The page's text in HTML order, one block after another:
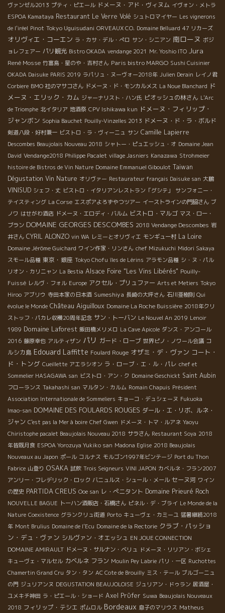
ヴァンゼル2013 プティ・ピエール ドメーヌ・アド・ヴィヌム イヴォン・メトラ
ESPOA Kamataya Restaurant Le Verre Volé シュトロマイヤー Les vignerons
de l'iréel Pinot Tokyo Uguisudani ORVEAUX CO. Domaine Belluard 47 リカーズ
オリヴィエ・コーエン ラ・カサ・デル・ぺロ サン・シニアン 南ローヌ ボジ
ョレフェアー パリ観光 Bistro OKADA vendange 2021 Mr. Yoshio ITO Jura
René Mosse 竹富島・星のや・吉村さん Paris bistro MARGO Sushi Cuisinier
OKADA Daisuke PARIS 2019 ラパリュ・ヌーヴォー2018年 Julien Derain レイノ君
Corbiere BMO 社のマサコさん ドメーヌ・ド・モンカルメス La Noue Blanchard ド
メーヌ・エリック・カム ジャーナリスト・ハン氏 ピオッシュの林さん L'Arc
de Triomphe 北イタリア 地酒祭 CPV Ishikawa kun ドメーヌ・フィリップ・
ジャンボン Sophia Bauchet Pouilly-Vinzelles 2013 ドメーヌ・ド・ラ・ボルド
剣道八段・好村兼一 ビストロ・ラ・ヴィーニュ サン Camille Lapierre
Descombes Beaujolais Nouveau 2018 シャトー・ピュエッシュ・オ Domaine Jean
David Vendange2018 Philippe Pacalet village Jasniers Kanazawa Strohmeier
histoire de Bistros de Vin Nature Domaine Emmanuel Giboulot Taiwan
Dégustation Vin Nature オリヴァー Restaurateur français Daisuke san 大鵬
VINISUD シェフ・丈 ビストロ・イタリアンレストラン「グシテ」
サンフォニー・
テイスティング La Corse エスポアよろずやつツアー イーストラインの門脇さん ブ
ノワ はせがわ酒店 ドメーヌ・エロディ・バルム ビストロ・マルゴ マス・ロー・
ブラン DOMAINE GEORGES DESCOMBES 2018 Vendange Descombes 岩
井さん CYRIL ALONZO vin WA レミーとオリヴィエ モンギュー村 La Loire
Domaine Jérôme Guichard ワイン作家・リンさん chef Mizukuchi Midori Sakaya
スモール品種 東京・銀座 Tokyo Chofu îles de Lérins アラモン品種 シ・ヌ・パル
リオン・カリニャン La Bestia Alsace Foire "Les Vins Libérés" Pouilly-
Fuissé レルヴ・フォル Europe アクセル・プリュファー Arts et Metiers Tokyo
Hiroo アブリウ 寺田本家の日本酒 Sumeshiya 長崎の大坪さん 石川亜樹則 Qui
évolue le Monde Château Aiguilloux Domaine La Roche Buissière 2018年クリ
ストッフ・パカレ収穫20周年記念 サン・トーバン Le Nouvel An 2019 Lenoir
1989 Domaine Laforest 飯田橋メリメロ La Cave Apicole ダンス・アンコール
2016 藤原幸也 アルティザン パリ ガード・ローブ 世界ピノ・ノワール会議 コ
ルシカ島 Edouard Laffitte Foulard Rouge オザミ・デ・ヴァン コート・
ド・トング Cueillette アエラシオン ラ・ローブ・エ・ル・パレ chef et
Sommelier HASAGAWA san ビストロ・アン・ク Domaine Geschickt Saint Aubin
フローランス Takahashi san マルタン・カルム Romain Chapuis Président
Association Internationale de Sommeliers キョーコ・デュシェーヌ Fukuoka
Imao-san DOMAINE DES FOULARDS ROUGES ダール・エ・リボ、ルネ・
ジャン C'est pas la Mer à boire Chef Gwen ドメーヌ・トマ・ルアネ Yaoyu
Chiristophe pacalet Beaujolais Nouveau 2018 サラさん Restaurant Soya 2018
年皆既月食 ESPOA Yorozuya Yukiko san Madona Eglise 2018 Beaujolais
Nouveaux au Japon ポール コルナス モルゴン1997年ビンテージ Port du Thon
Fabrice 山登り OSAKA 試飲 Trois Seigneurs VINI JAPON カベルネ・フラン2007
アンリー・フレデリック・ロック バニュルス・シュール・メール セーヌ河 ワイン
の歴史 PARTIDA CREUS Ooe san レ・ぺニタント Domaine Prieuré Roch
NOUVELLE BAGUE トーハン酒販店・石橋さん ピネル・デ・ブライ Le Monde de la
Nature Coexistence グランクリュ街道 Porto キューヴェ・カミーユ 猛暑継続2018
年 Mont Brulius Domaine de l'Ecu Domaine de la Rectorie クラブ・パッショ
ン・デュ・ヴァン シルヴァン・オエッシュ EN JOUE CONNECTION
DOMAINE AMIRAULT ドメーヌ・サルナン・ベリュ ドメーヌ・リリアン・ボシェ
キューヴェ・マルセル カベルネ フラン Moulin Pey Labrie パリ・一区 Ruchottes
Chamertin Grand Cru タン・タン AC Cote de Brouilly ミス・テール ブルゴーニュ
の門 ジュリアンヌ DEGUSTATION BEAUJOLOISE ジュリアン・ドゥラン 居酒屋・
ユメキチ神田 ラ・ピエール・ショード Axel Prϋfer Suwa Beaujolais Nouveaux
2018 フィリップ・テシエ ポムロル Bordeaux 息子のマリウス Matheus